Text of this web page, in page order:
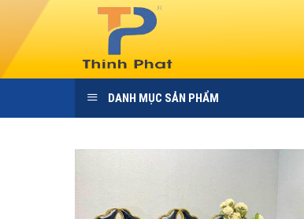
dung
DANH MỤC SẢN PHẨM